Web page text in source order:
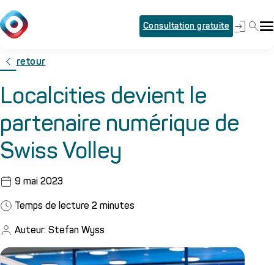
Consultation gratuite
retour
Localcities devient le
partenaire numérique de
Swiss Volley
9 mai 2023
Temps de lecture 2 minutes
Auteur: Stefan Wyss